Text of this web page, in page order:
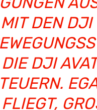
DEN DJI
DJI